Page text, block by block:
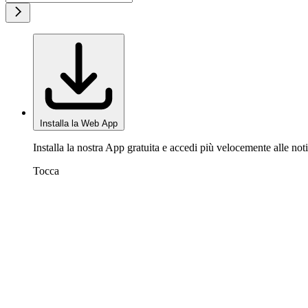
Installa la Web App
Installa la nostra App gratuita e accedi più velocemente alle
Tocca